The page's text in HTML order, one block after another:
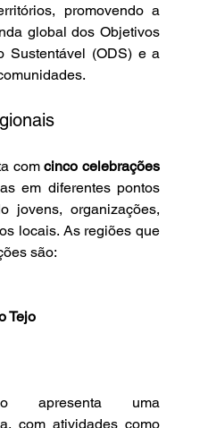
promovendo a
global dos Objetivos
Sustentável (ODS) e a
com cinco celebrações
em diferentes pontos
jovens, organizações,
locais. As regiões que
são:
Tejo
apresenta uma
com atividades como